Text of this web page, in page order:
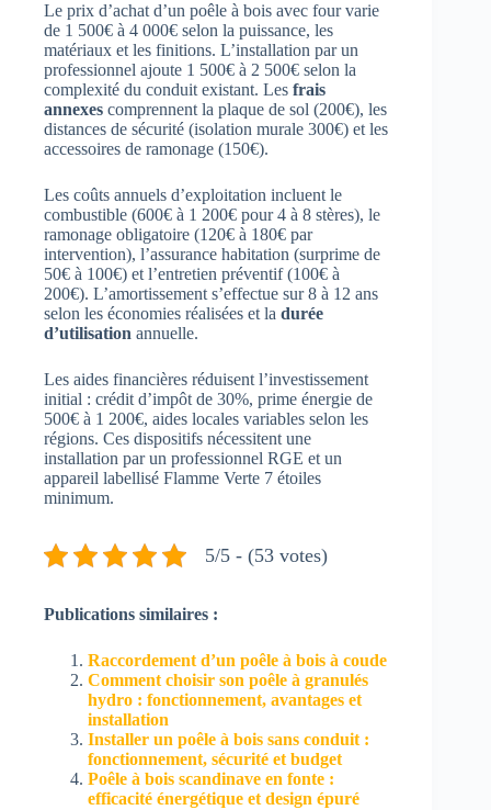
Le prix d’achat d’un poêle à bois avec four varie
de 1 500€ à 4 000€ selon la puissance, les
matériaux et les finitions. L’installation par un
professionnel ajoute 1 500€ à 2 500€ selon la
complexité du conduit existant. Les frais
annexes comprennent la plaque de sol (200€), les
distances de sécurité (isolation murale 300€) et les
accessoires de ramonage (150€).
Les coûts annuels d’exploitation incluent le
combustible (600€ à 1 200€ pour 4 à 8 stères), le
ramonage obligatoire (120€ à 180€ par
intervention), l’assurance habitation (surprime de
50€ à 100€) et l’entretien préventif (100€ à
200€). L’amortissement s’effectue sur 8 à 12 ans
selon les économies réalisées et la durée
d’utilisation annuelle.
Les aides financières réduisent l’investissement
initial : crédit d’impôt de 30%, prime énergie de
500€ à 1 200€, aides locales variables selon les
régions. Ces dispositifs nécessitent une
installation par un professionnel RGE et un
appareil labellisé Flamme Verte 7 étoiles
minimum.
5/5 - (53 votes)
Publications similaires :
Raccordement d’un poêle à bois à coude
Comment choisir son poêle à granulés
hydro : fonctionnement, avantages et
installation
Installer un poêle à bois sans conduit :
fonctionnement, sécurité et budget
Poêle à bois scandinave en fonte :
efficacité énergétique et design épuré